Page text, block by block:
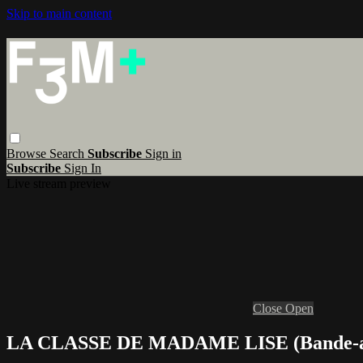
Skip to main content
Browse Search Subscribe Sign in
Subscribe Sign In
Close Open
LA CLASSE DE MADAME LISE (Bande-